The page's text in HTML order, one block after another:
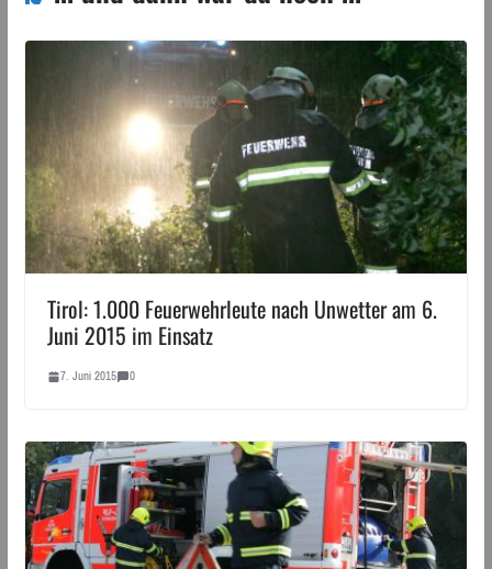
Tirol: 1.000 Feuerwehrleute nach Unwetter am 6.
Juni 2015 im Einsatz
7. Juni 2015 0